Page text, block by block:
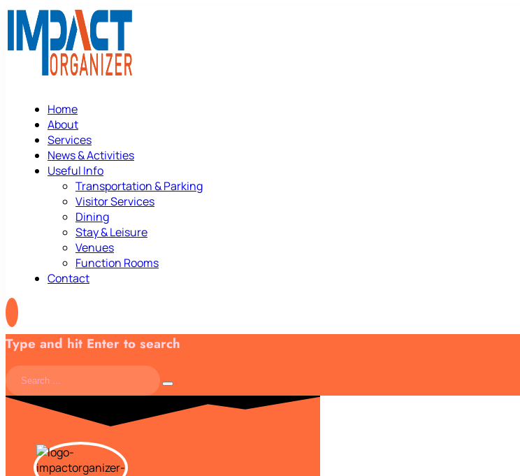
Home
About
Services
News & Activities
Useful Info
Transportation & Parking
Visitor Services
Dining
Stay & Leisure
Venues
Function Rooms
Contact
Type and hit Enter to search